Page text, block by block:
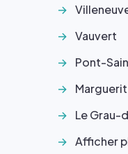
Vauvert
Pont-
Le Grau-
Afficher